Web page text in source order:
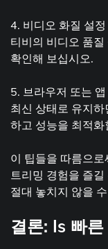
4. 비디오 화질 설
티비의 비디오 품
확인해 보십시오.
5. 브라우저 또는
최신 상태로 유지
하고 성능을 최적화
이 팁들을 따름으
트리밍 경험을 즐
절대 놓치지 않을
결론: Is 빠른